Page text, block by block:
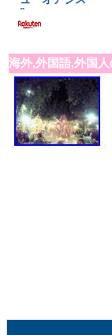
海外,外国語,外国